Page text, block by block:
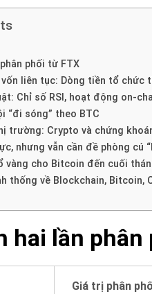
phối từ FTX
liên tục: Dòng tiền tổ chức
Chỉ số RSI, hoạt động on-
“đi sóng” theo BTC
trường: Crypto và chứng
nhưng vẫn cần đề phòng cú
vàng cho Bitcoin đến cuối
thống về Blockchain, Bitcoin,
hai lần
Giá trị phân